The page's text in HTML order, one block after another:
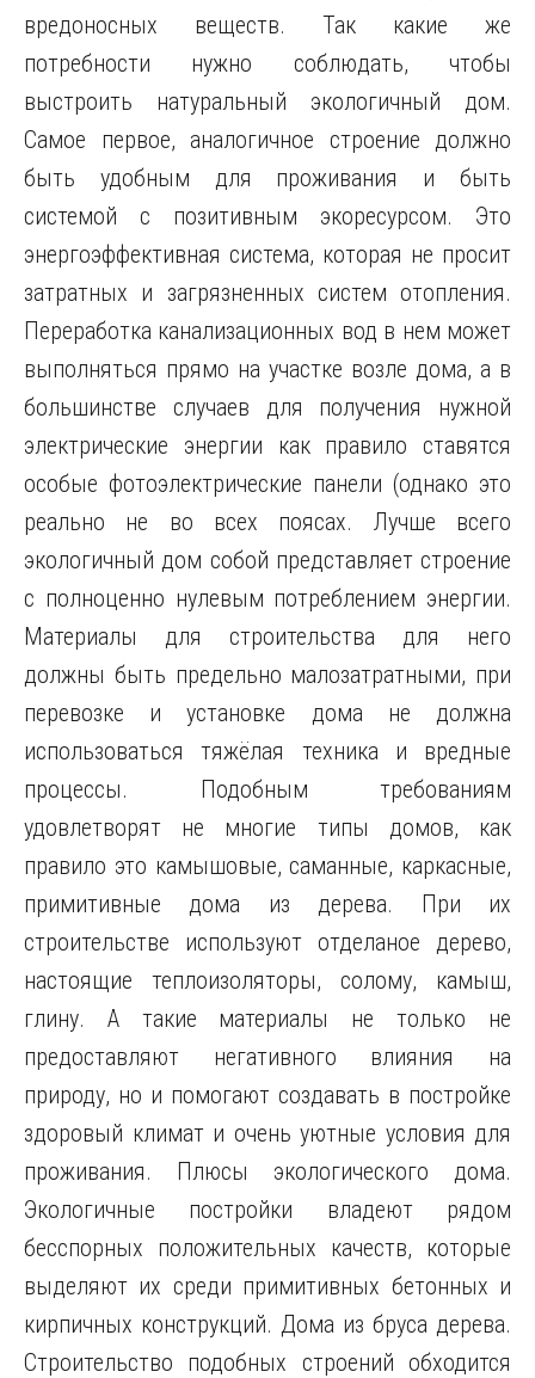
вредоносных веществ. Так какие же
потребности нужно соблюдать, чтобы
выстроить натуральный экологичный дом.
Самое первое, аналогичное строение должно
быть удобным для проживания и быть
системой с позитивным экоресурсом. Это
энергоэффективная система, которая не просит
затратных и загрязненных систем отопления.
Переработка канализационных вод в нем может
выполняться прямо на участке возле дома, а в
большинстве случаев для получения нужной
электрические энергии как правило ставятся
особые фотоэлектрические панели (однако это
реально не во всех поясах. Лучше всего
экологичный дом собой представляет строение
с полноценно нулевым потреблением энергии.
Материалы для строительства для него
должны быть предельно малозатратными, при
перевозке и установке дома не должна
использоваться тяжёлая техника и вредные
процессы. Подобным требованиям
удовлетворят не многие типы домов, как
правило это камышовые, саманные, каркасные,
примитивные дома из дерева. При их
строительстве используют отделаное дерево,
настоящие теплоизоляторы, солому, камыш,
глину. А такие материалы не только не
предоставляют негативного влияния на
природу, но и помогают создавать в постройке
здоровый климат и очень уютные условия для
проживания. Плюсы экологического дома.
Экологичные постройки владеют рядом
бесспорных положительных качеств, которые
выделяют их среди примитивных бетонных и
кирпичных конструкций. Дома из бруса дерева.
Строительство подобных строений обходится